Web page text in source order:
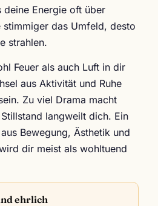
deine Energie oft über
stimmiger das Umfeld, desto
strahlen.
Feuer als auch Luft in dir
aus Aktivität und Ruhe
Zu viel Drama macht
langweilt dich. Ein
Bewegung, Ästhetik und
dir meist als wohltuend
ehrlich